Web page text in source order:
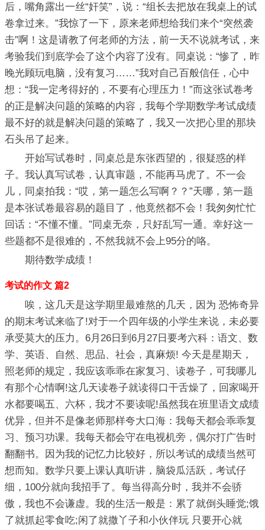
后，嘴角露出一丝“奸笑”，说：“组长去把放在我桌上的试
卷拿过来。”我惊了一下，原来老师想给我们来个“突然袭
击”啊！这是请教了何老师的方法，前一天不说就考试，来
考验我们到底学会了这个内容了没有。同桌说：“惨了，昨
晚光顾玩电脑，没有复习……”我对自己百般信任，心中
想：“我一定考得好的，不要有心理压力！”而这张试卷考
的正是解决问题的策略的内容，我每个学期数学考试成绩
最不好的就是解决问题的策略了，我又一次把心里的那块
石头吊了起来。
开始写试卷时，同桌总是东张西望的，很疑惑的样
子。我认真写试卷，认真审题，不能再马虎了。不一会
儿，同桌拍我：“哎，第一题怎么写啊？？”天哪，第一题
是本张试卷最容易的题目了，他竟然都不会！我匆匆忙忙
回话：“不懂不懂。”同桌无奈，只好乱写一通。幸好这一
些题都不是很难的，不然我就不会上95分的咯。
期待数学成绩！
考试的作文 篇2
唉，这几天是这学期里最难熬的几天，因为 恐怖奇异
的期末考试来临了!对于一个四年级的小学生来说，未必要
承受莫大的压力。6月26日到6月27日要考六科：语文、数
学、英语、自然、思品、社会，真麻烦! 今天是星期天，
照老师的规定，我应该乖乖在家复习、读卷子，可我哪儿
有那个心情啊!这几天读卷子就读得口干舌燥了，回家喝开
水都要喝五、六杯，我才不要读呢!虽然我在班里语文成绩
优异，但并不是像老师那样夸大口海：我每天都会乖乖复
习、预习功课。我每天都会守在电视机旁，偶尔打广告时
翻翻书。因为我的记忆力比较好，所以考试的成绩当然可
想而知。数学只要上课认真听讲，脑袋瓜活跃，考试仔
细，100分就向我招手了。每当得高分时，我并不会骄
傲，我也不会谦虚。我的生活一般是：累了就倒头睡觉;饿
了就抓起零食吃;闲了就撒丫子和小伙伴玩 只要开心就